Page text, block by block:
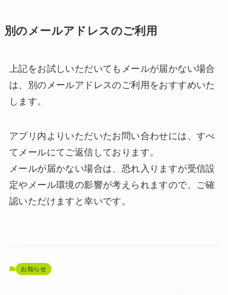
別のメールアドレスのご利用
上記をお試しいただいてもメールが届かない場合
は、別のメールアドレスのご利用をおすすめいた
します。
アプリ内よりいただいたお問い合わせには、すべ
てメールにてご返信しております。
メールが届かない場合は、恐れ入りますが受信設
定やメール環境の影響が考えられますので、ご確
認いただけますと幸いです。
お知らせ